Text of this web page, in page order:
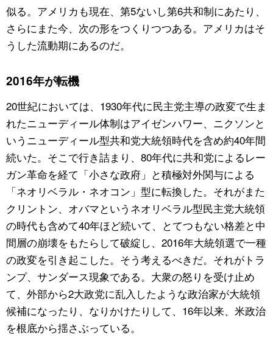
似る。アメリカも現在、第5ないし第6共和制にあたり、
さらにまた今、次の形をつくりつつある。アメリカはそ
うした流動期にあるのだ。
2016年が転機
20世紀においては、1930年代に民主党主導の政変で生ま
れたニューディール体制はアイゼンハワー、ニクソンと
いうニューディール型共和党大統領時代を含め約40年間
続いた。そこで行き詰まり、80年代に共和党によるレー
ガン革命を経て「小さな政府」と積極対外関与による
「ネオリベラル・ネオコン」型に転換した。それがまた
クリントン、オバマというネオリベラル型民主党大統領
の時代も含めて40年ほど続いて、とてつもない格差と中
間層の崩壊をもたらして破綻し、2016年大統領選で一種
の政変を引き起こした。そう考えるべきだ。それがトラ
ンプ、サンダース現象である。大衆の怒りを受け止め
て、外部から2大政党に乱入したような政治家が大統領
候補になったり、なりかけたりして、16年以来、米政治
を根底から揺さぶっている。